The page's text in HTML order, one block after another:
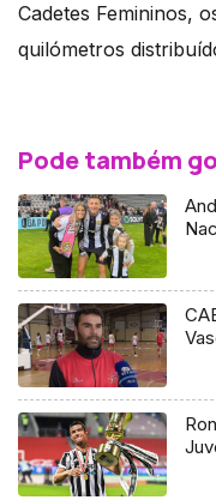
Cadetes Femininos,
quilómetros
Pode também